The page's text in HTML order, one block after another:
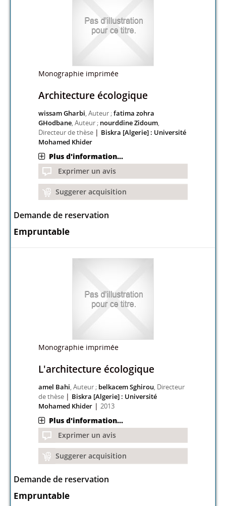
Monographie imprimée
Architecture écologique
wissam Gharbi, Auteur ;fatima zohra
GHodbane, Auteur ; nourddine Zidoum,
Directeur de thèse | Biskra [Algerie] : Université
Mohamed Khider
Plus d'information...
Exprimer un avis
Suggerer acquisition
Demande de reservation
Empruntable
Monographie imprimée
L'architecture écologique
amel Bahi, Auteur ; belkacem Sghirou, Directeur
de thèse | Biskra [Algerie] : Université
Mohamed Khider |2013
Plus d'information...
Exprimer un avis
Suggerer acquisition
Demande de reservation
Empruntable